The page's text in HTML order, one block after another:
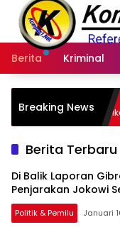
Langsung
konten
Berita
Kriminal
Breaking News
Berita Terbaru
Di Balik Laporan
Penjarakan Jokowi
Politik & Pemilu Januari